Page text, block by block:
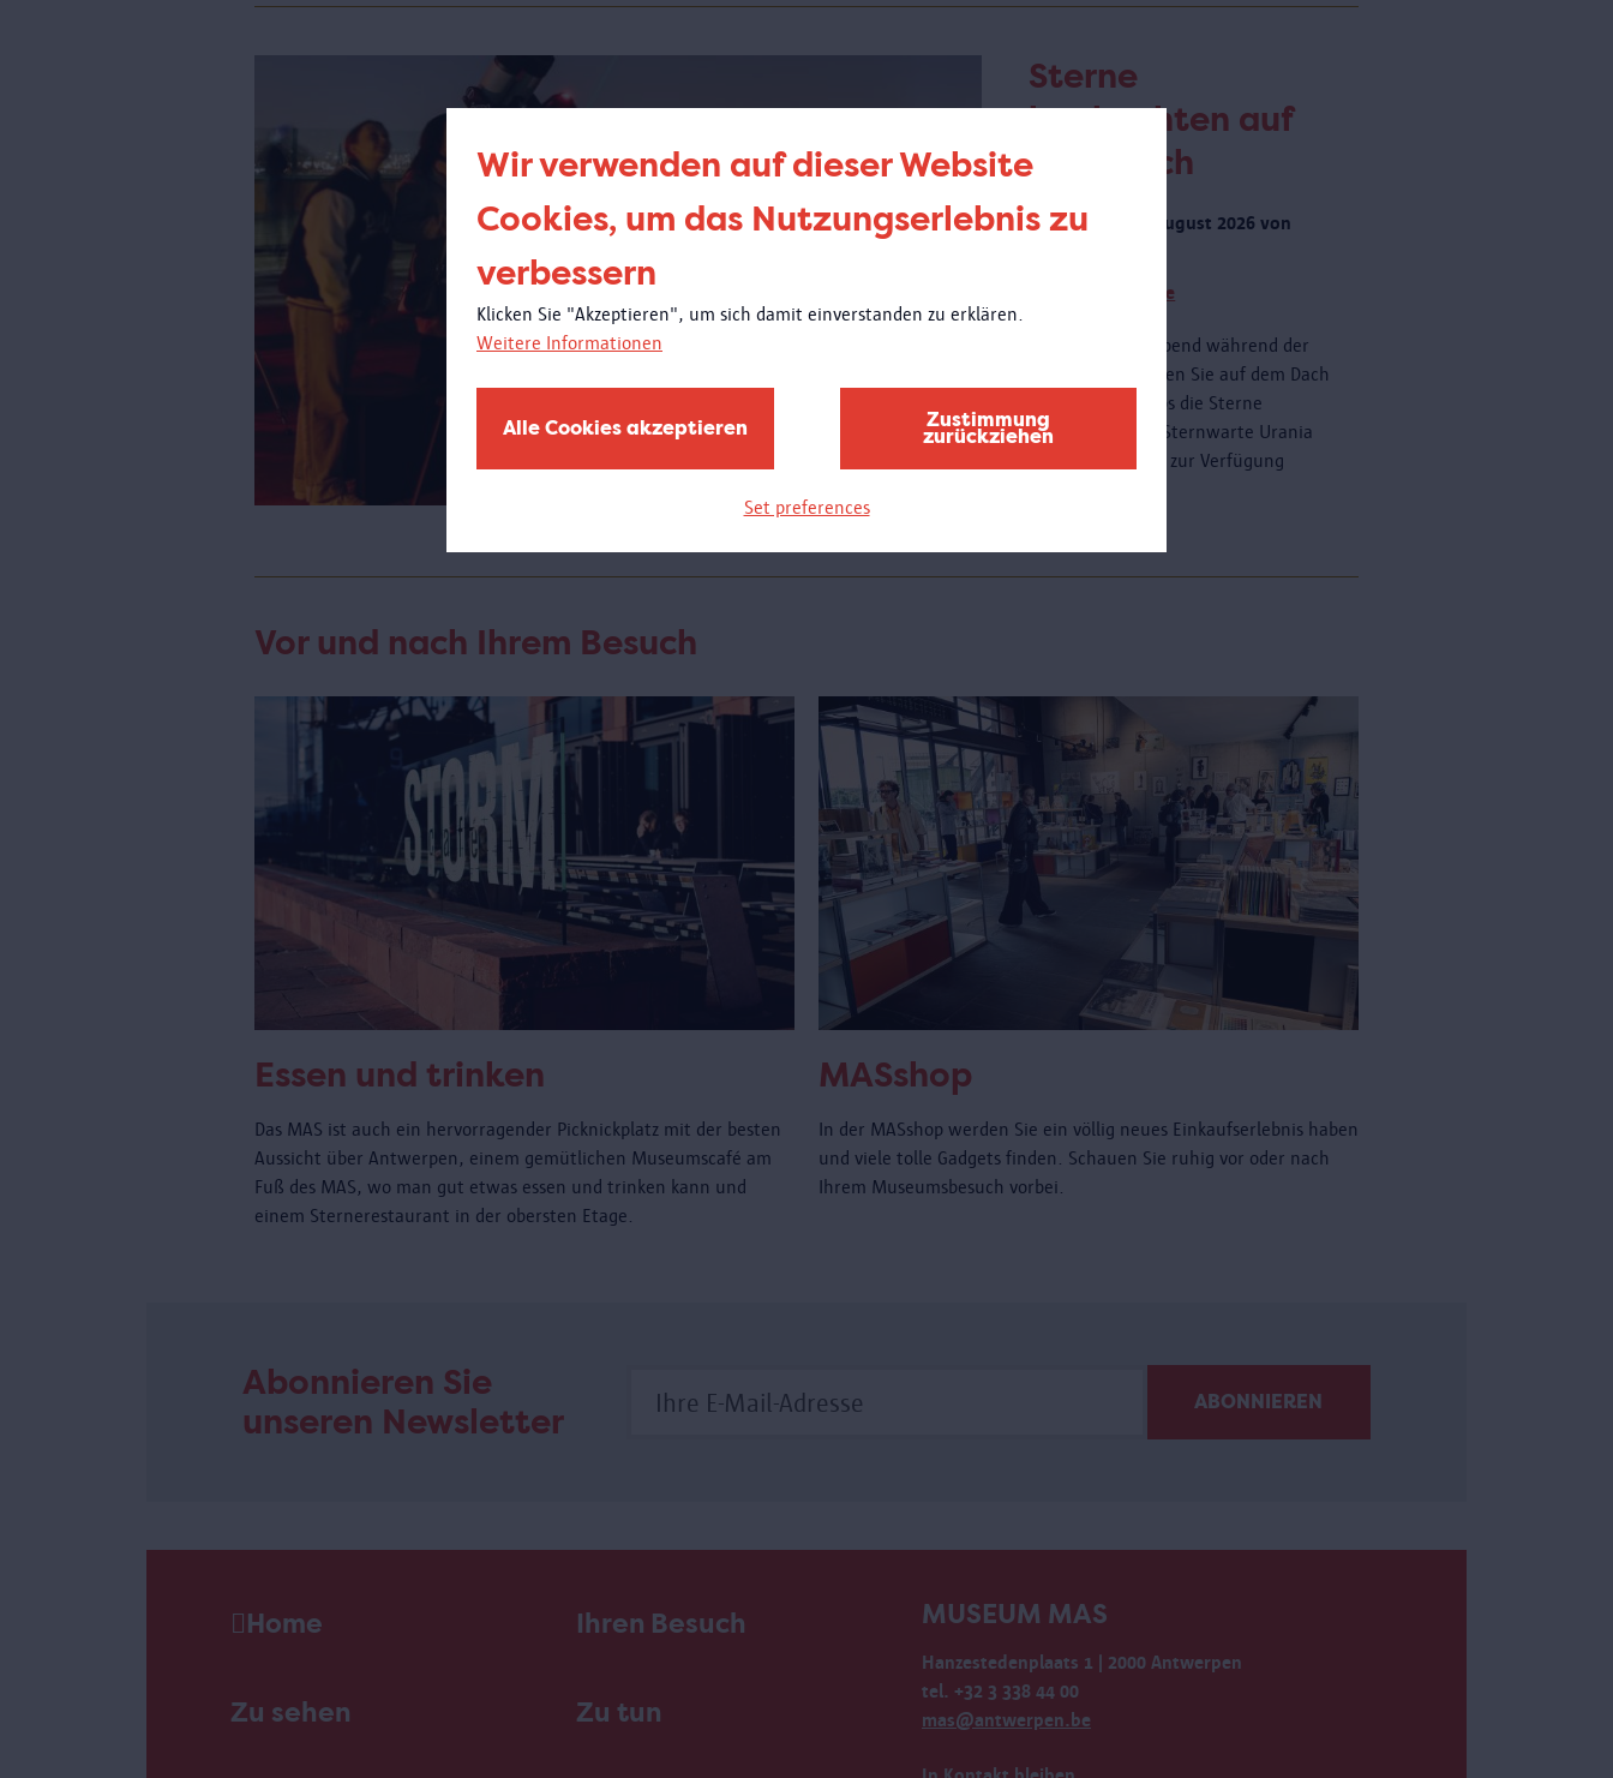
Wir verwenden auf dieser Website
Cookies, um das Nutzungserlebnis zu
verbessern
Klicken Sie "Akzeptieren", um sich damit einverstanden zu erklären.
Weitere Informationen
Alle Cookies akzeptieren Zustimmung
zurückziehen
Set preferences
Sterne
beobachten auf
dem Dach
Donnerstag 20 August 2026 von
Weitere Termine
Am Donnerstagabend während der
Schulferien können Sie auf dem Dach
des MAS kostenlos die Sterne
bewundern. Die Sternwarte Urania
wird ein Teleskop zur Verfügung
Vor und nach Ihrem Besuch
Essen und trinken
Das MAS ist auch ein hervorragender Picknickplatz mit der besten
Aussicht über Antwerpen, einem gemütlichen Museumscafé am
Fuß des MAS, wo man gut etwas essen und trinken kann und
einem Sternerestaurant in der obersten Etage.
MASshop
In der MASshop werden Sie ein völlig neues Einkaufserlebnis haben
und viele tolle Gadgets finden. Schauen Sie ruhig vor oder nach
Ihrem Museumsbesuch vorbei.
Abonnieren Sie
unseren Newsletter
Home Ihren Besuch
Zu sehen Zu tun
MUSEUM MAS
Hanzestedenplaats 1 | 2000 Antwerpen
tel. +32 3 338 44 00
mas@antwerpen.be